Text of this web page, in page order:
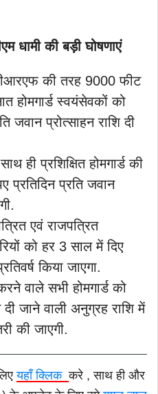
धामी की बड़ी घोषणाएं
की तरह 9000 फीट
होमगार्ड स्वयंसेवकों को
जवान प्रोत्साहन राशि दी
ही प्रशिक्षित होमगार्ड की
प्रतिदिन प्रति जवान
एवं राजपत्रित
को हर 3 साल में दिए
किया जाएगा.
वाले सभी होमगार्ड को
जाने वाली अनुग्रह राशि में
की जाएगी.
यहाँ क्लिककरे , साथ ही और